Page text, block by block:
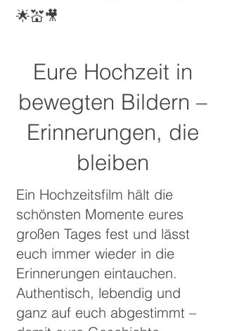
🌟💒🎥
Eure Hochzeit in
bewegten Bildern –
Erinnerungen, die
bleiben
Ein Hochzeitsfilm hält die
schönsten Momente eures
großen Tages fest und lässt
euch immer wieder in die
Erinnerungen eintauchen.
Authentisch, lebendig und
ganz auf euch abgestimmt –